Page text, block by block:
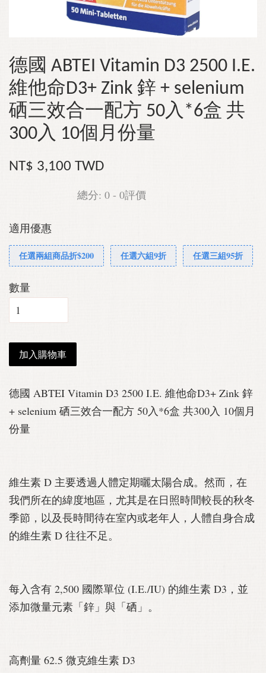
德國 ABTEI Vitamin D3 2500 I.E.
維他命D3+ Zink 鋅 + selenium
硒三效合一配方 50入*6盒 共
300入 10個月份量
NT$ 3,100 TWD
總分: 0 - 0評價
適用優惠
任選兩組商品折$200 任選六組9折 任選三組95折
數量
加入購物車
德國 ABTEI Vitamin D3 2500 I.E. 維他命D3+ Zink 鋅
+ selenium 硒三效合一配方 50入*6盒 共300入 10個月
份量
維生素 D 主要透過人體定期曬太陽合成。然而，在
我們所在的緯度地區，尤其是在日照時間較長的秋冬
季節，以及長時間待在室內或老年人，人體自身合成
的維生素 D 往往不足。
每入含有 2,500 國際單位 (I.E./IU) 的維生素 D3，並
添加微量元素「鋅」與「硒」。
高劑量 62.5 微克維生素 D3